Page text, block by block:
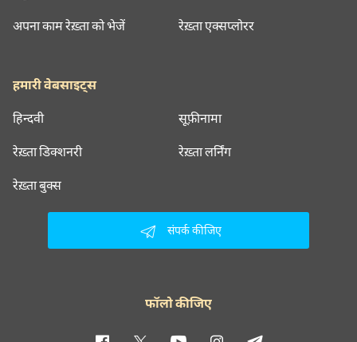
अपना काम रेख़्ता को भेजें रेख़्ता एक्सप्लोरर
हमारी वेबसाइट्स
हिन्दवी सूफ़ीनामा
रेख़्ता डिक्शनरी रेख़्ता लर्निंग
रेख़्ता बुक्स
संपर्क कीजिए
फॉलो कीजिए